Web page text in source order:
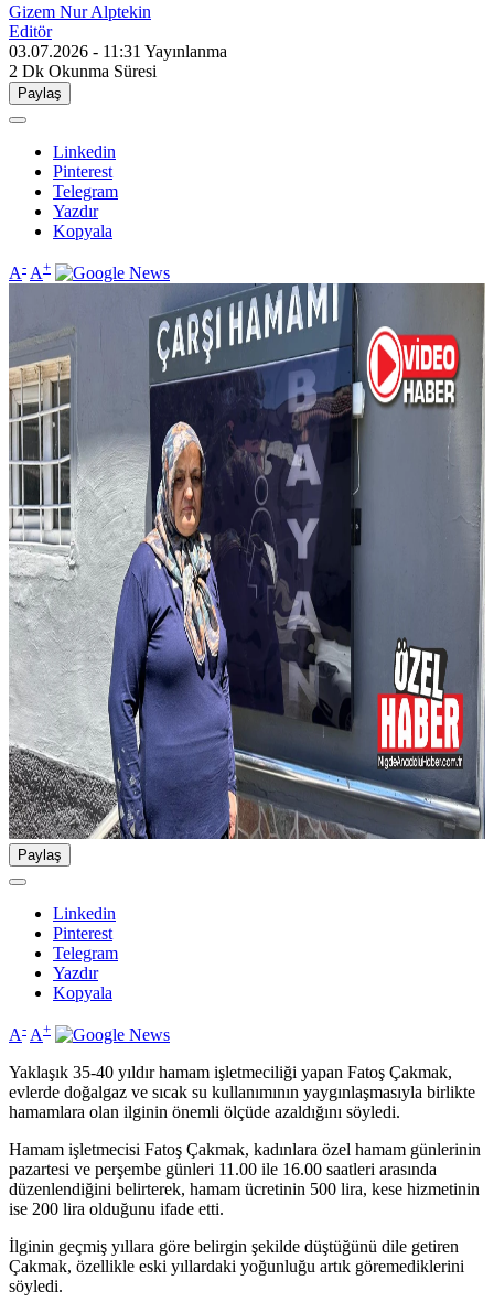
Gizem Nur Alptekin
Editör
03.07.2026 - 11:31 Yayınlanma
2 Dk Okunma Süresi
Paylaş
Linkedin
Pinterest
Telegram
Yazdır
Kopyala
A- A+
Paylaş
Linkedin
Pinterest
Telegram
Yazdır
Kopyala
A- A+
Yaklaşık 35-40 yıldır hamam işletmeciliği yapan Fatoş Çakmak,
evlerde doğalgaz ve sıcak su kullanımının yaygınlaşmasıyla birlikte
hamamlara olan ilginin önemli ölçüde azaldığını söyledi.
Hamam işletmecisi Fatoş Çakmak, kadınlara özel hamam günlerinin
pazartesi ve perşembe günleri 11.00 ile 16.00 saatleri arasında
düzenlendiğini belirterek, hamam ücretinin 500 lira, kese hizmetinin
ise 200 lira olduğunu ifade etti.
İlginin geçmiş yıllara göre belirgin şekilde düştüğünü dile getiren
Çakmak, özellikle eski yıllardaki yoğunluğu artık göremediklerini
söyledi.